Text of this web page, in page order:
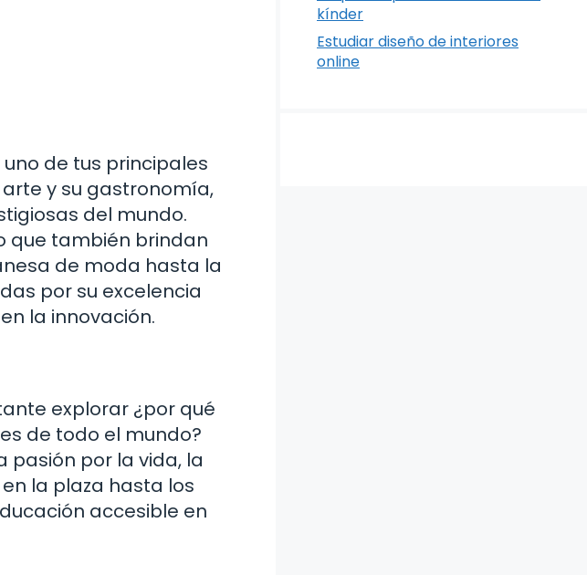
de tus principales
y su gastronomía,
del mundo.
que también brindan
de moda hasta la
por su excelencia
la innovación.
explorar ¿por qué
de todo el mundo?
pasión por la vida, la
la plaza hasta los
accesible en
kínder
Estudiar diseño de interiores
online